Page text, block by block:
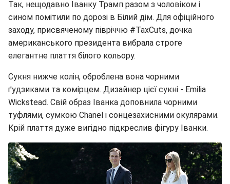
Так, нещодавно Іванку Трамп разом з чоловіком і
сином помітили по дорозі в Білий дім. Для офіційного
заходу, присвяченому півріччю #TaxCuts, дочка
американського президента вибрала строге
елегантне плаття білого кольору.
Сукня нижче колін, оброблена вона чорними
ґудзиками та комірцем. Дизайнер цієї сукні - Emilia
Wickstead. Свій образ Іванка доповнила чорними
туфлями, сумкою Chanel і сонцезахисними окулярами.
Крій плаття дуже вигідно підкреслив фігуру Іванки.